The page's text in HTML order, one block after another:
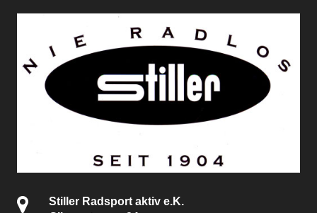
Stiller Radsport aktiv e.K.